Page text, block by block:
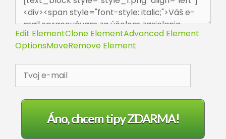
Edit ElementClone ElementAdvanced Element
OptionsMoveRemove Element
Áno, chcem tipy ZDARMA!